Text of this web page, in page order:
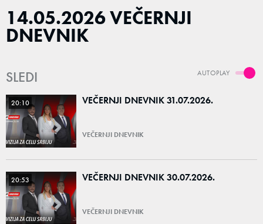
14.05.2026 VEČERNJI
DNEVNIK
AUTOPLAY
SLEDI
20:10 VEČERNJI DNEVNIK 31.07.2026.
VEČERNJI DNEVNIK
20:53 VEČERNJI DNEVNIK 30.07.2026.
VEČERNJI DNEVNIK